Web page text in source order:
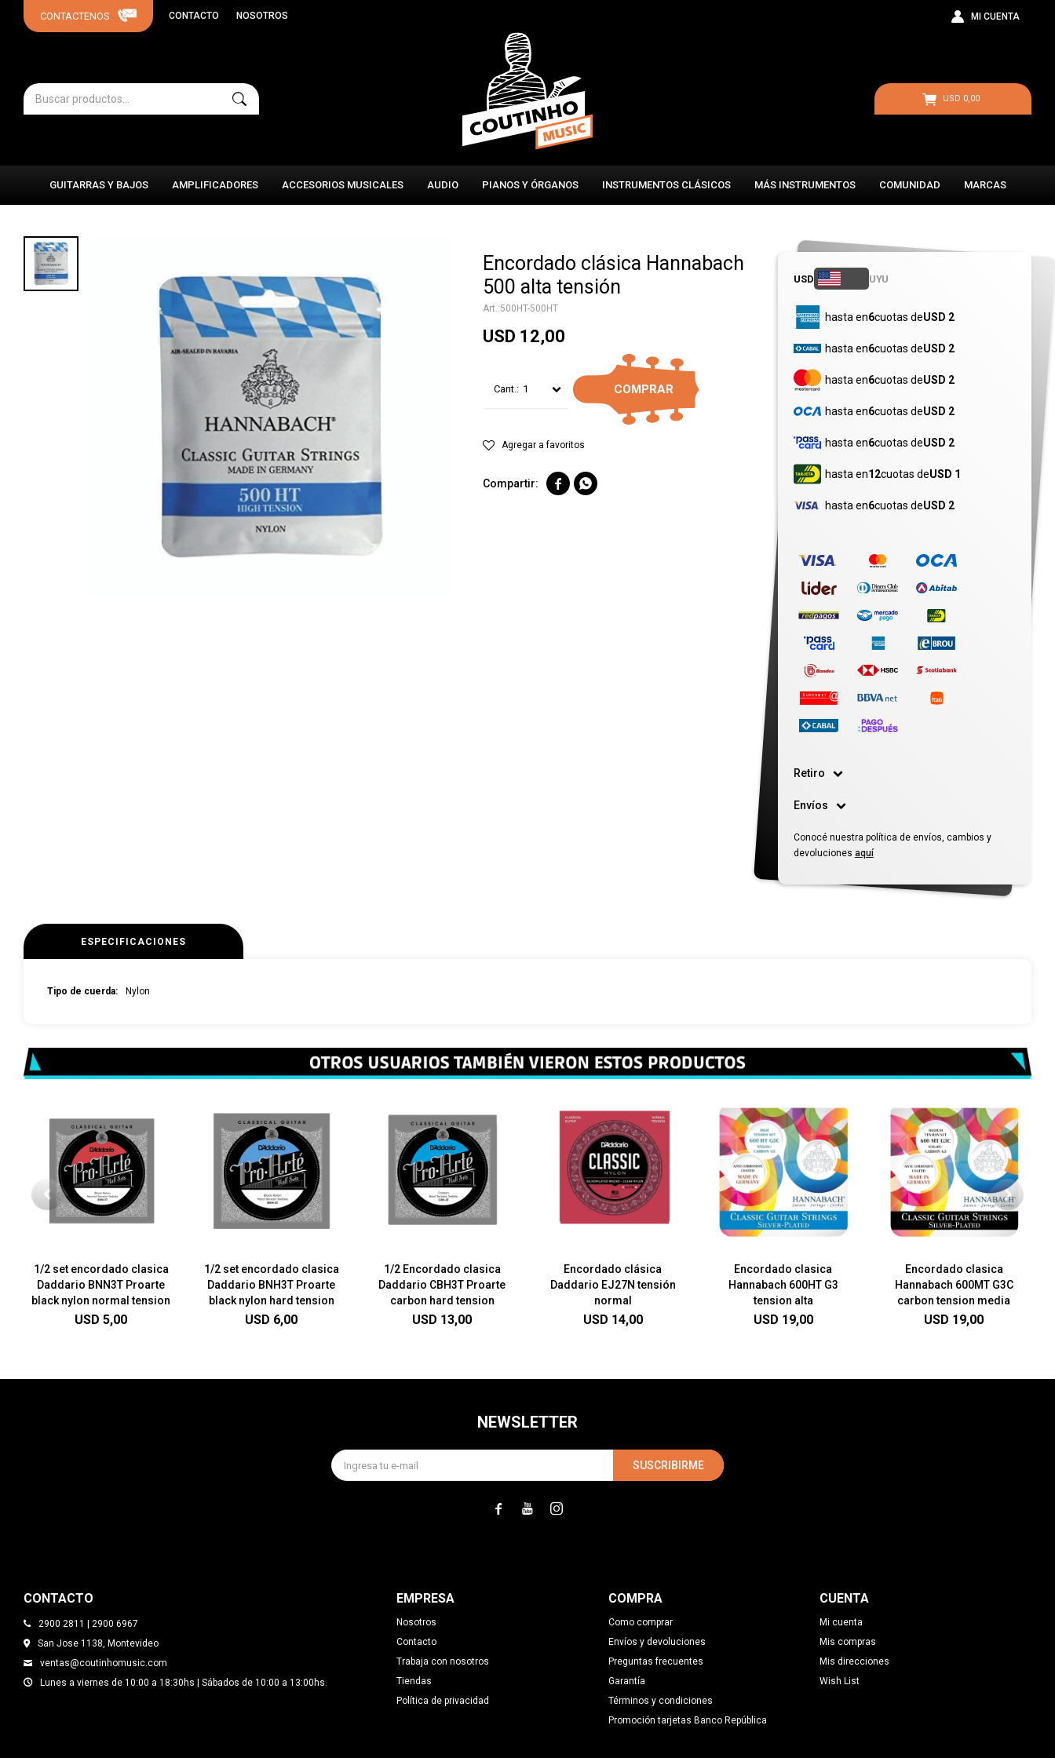
GUITARRAS Y BAJOS AMPLIFICADORES ACCESORIOS MUSICALES AUDIO PIANOS Y ÓRGANOS INSTRUMENTOS CLÁSICOS MÁS INSTRUMENTOS COMUNIDAD MARCAS
USD 0,00
CONTACTO NOSOTROS
Encordado clásica Hannabach
500 alta tensión
500HT-500HT
USD 12,00
1 COMPRAR
 
USD UYU
hasta en6cuotas deUSD 2
hasta en6cuotas deUSD 2
hasta en6cuotas deUSD 2
hasta en6cuotas deUSD 2
hasta en6cuotas deUSD 2
hasta en12cuotas deUSD 1
hasta en6cuotas deUSD 2
Retiro
Envíos
Conocé nuestra política de envíos, cambios y
devoluciones aquí
ESPECIFICACIONES
Tipo de cuerda Nylon
1/2 set encordado clasica
Daddario BNN3T Proarte
black nylon normal tension
USD 5,00
1/2 set encordado clasica
Daddario BNH3T Proarte
black nylon hard tension
USD 6,00
1/2 Encordado clasica
Daddario CBH3T Proarte
carbon hard tension
USD 13,00
Encordado clásica
Daddario EJ27N tensión
normal
USD 14,00
Encordado clasica
Hannabach 600HT G3
tension alta
USD 19,00
Encordado clasica
Hannabach 600MT G3C
carbon tension media
USD 19,00
CONTACTO
2900 2811 | 2900 6967
San Jose 1138, Montevideo
ventas@coutinhomusic.com
Lunes a viernes de 10:00 a 18:30hs | Sábados de 10:00 a 13:00hs.
EMPRESA
Nosotros
Contacto
Trabaja con nosotros
Tiendas
Política de privacidad
COMPRA
Como comprar
Envíos y devoluciones
Preguntas frecuentes
Garantía
Términos y condiciones
Promoción tarjetas Banco República
CUENTA
Mi cuenta
Mis compras
Mis direcciones
Wish List
NEWSLETTER
SUSCRIBIRME
  